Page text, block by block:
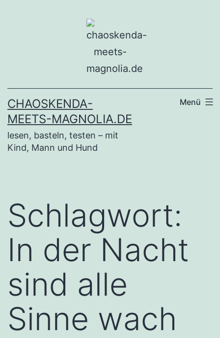
CHAOSKENDA-
MEETS-MAGNOLIA.DE
lesen, basteln, testen – mit
Kind, Mann und Hund
Menü
Schlagwort:
In der Nacht
sind alle
Sinne wach